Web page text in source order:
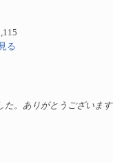
る
。ありがとうございま